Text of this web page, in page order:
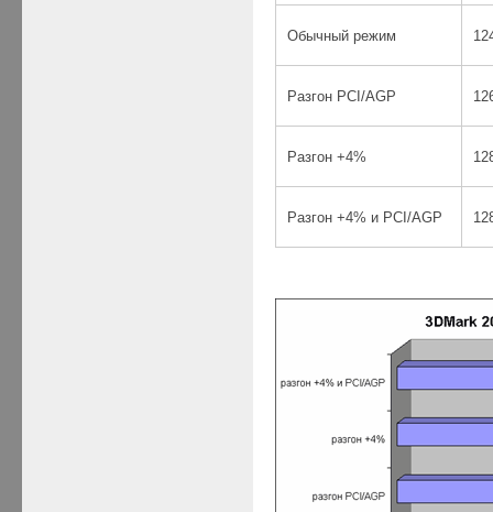
Обычный режим
Разгон PCI/AGP
Разгон +4%
Разгон +4% и PCI/AGP